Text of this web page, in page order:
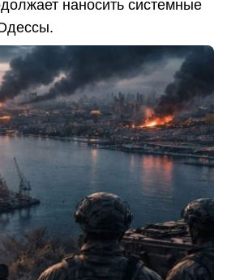
наносить системные